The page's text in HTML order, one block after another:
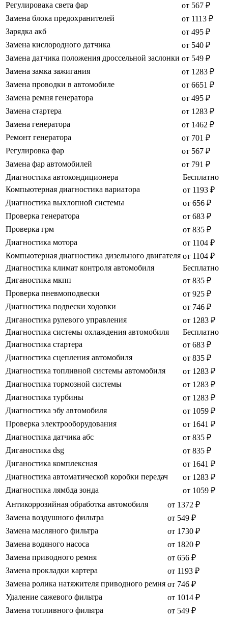
Регулировака света фар
от 567 ₽
Замена блока предохранителей
от 1113 ₽
Зарядка акб
от 495 ₽
Замена кислородного датчика
от 540 ₽
Замена датчика положения дроссельной заслонки от 549 ₽
Замена замка зажигания
от 1283 ₽
Замена проводки в автомобиле
от 6651 ₽
Замена ремня генератора
от 495 ₽
Замена стартера
от 1283 ₽
Замена генератора
от 1462 ₽
Ремонт генератора
от 701 ₽
Регулировка фар
от 567 ₽
Замена фар автомобилей
от 791 ₽
Диагностика автокондиционера
Бесплатно
Компьютерная диагностика вариатора
от 1193 ₽
Диагностика выхлопной системы
от 656 ₽
Проверка генератора
от 683 ₽
Проверка грм
от 835 ₽
Диагностика мотора
от 1104 ₽
Компьютерная диагностика дизельного двигателя от 1104 ₽
Диагностика климат контроля автомобиля
Бесплатно
Диганостика мкпп
от 835 ₽
Проверка пневмоподвески
от 925 ₽
Диагностика подвески ходовки
от 746 ₽
Диганостика рулевого управления
от 1283 ₽
Диагностика системы охлаждения автомобиля
Бесплатно
Диагностика стартера
от 683 ₽
Диагностика сцепления автомобиля
от 835 ₽
Диагностика топливной системы автомобиля
от 1283 ₽
Диагностика тормозной системы
от 1283 ₽
Диагностика турбины
от 1283 ₽
Диагностика эбу автомобиля
от 1059 ₽
Проверка электрооборудования
от 1641 ₽
Диагностика датчика абс
от 835 ₽
Диганостика dsg
от 835 ₽
Диганостика комплексная
от 1641 ₽
Диагностика автоматической коробки передач
от 1283 ₽
Диагностика лямбда зонда
от 1059 ₽
Антикоррозийная обработка автомобиля
от 1372 ₽
Замена воздушного фильтра
от 549 ₽
Замена масляного фильтра
от 1730 ₽
Замена водяного насоса
от 1820 ₽
Замена приводного ремня
от 656 ₽
Замена прокладки картера
от 1193 ₽
Замена ролика натяжителя приводного ремня от 746 ₽
Удаление сажевого фильтра
от 1014 ₽
Замена топливного фильтра
от 549 ₽